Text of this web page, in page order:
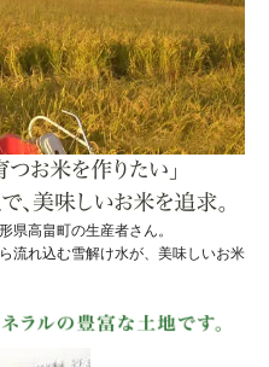
県高畠町の生産者さん。
流れ込む雪解け水が、美味しいお米